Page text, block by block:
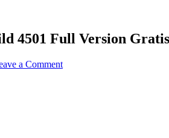
4501 Full Version
a Comment